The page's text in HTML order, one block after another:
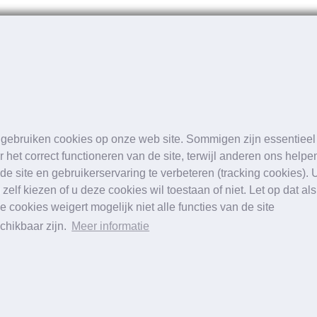
cookies op onze web site. Sommigen zijn essentieel
het correct functioneren van de site, terwijl anderen ons
site en gebruikerservaring te verbeteren (tracking cookies).
zelf kiezen of u deze cookies wil toestaan of niet. Let op dat
cookies weigert mogelijk niet alle functies van de site
zijn. Meer informatie
van uw klachten via het online